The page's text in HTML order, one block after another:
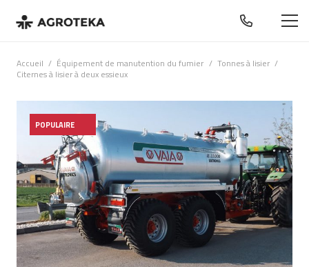
Accueil / Équipement de manutention du fumier / Tonnes à lisier /
Citernes à lisier à deux essieux
POPULAIRE